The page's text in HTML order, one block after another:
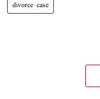
divorce case